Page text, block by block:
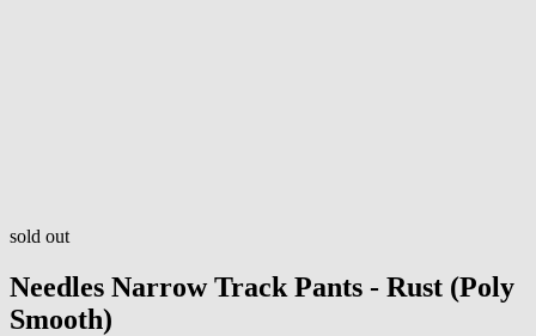
sold out
Needles Narrow Track Pants - Rust (Poly
Smooth)